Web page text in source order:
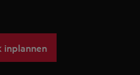
inplannen